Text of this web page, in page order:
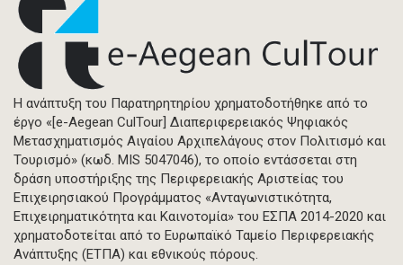
Η ανάπτυξη του Παρατηρητηρίου χρηματοδοτήθηκε από το
έργο «[e-Aegean CulTour] Διαπεριφερειακός Ψηφιακός
Μετασχηματισμός Αιγαίου Αρχιπελάγους στον Πολιτισμό και
Τουρισμό» (κωδ. MIS 5047046), το οποίο εντάσσεται στη
δράση υποστήριξης της Περιφερειακής Αριστείας του
Επιχειρησιακού Προγράμματος «Ανταγωνιστικότητα,
Επιχειρηματικότητα και Καινοτομία» του ΕΣΠΑ 2014-2020 και
χρηματοδοτείται από το Ευρωπαϊκό Ταμείο Περιφερειακής
Ανάπτυξης (ΕΤΠΑ) και εθνικούς πόρους.